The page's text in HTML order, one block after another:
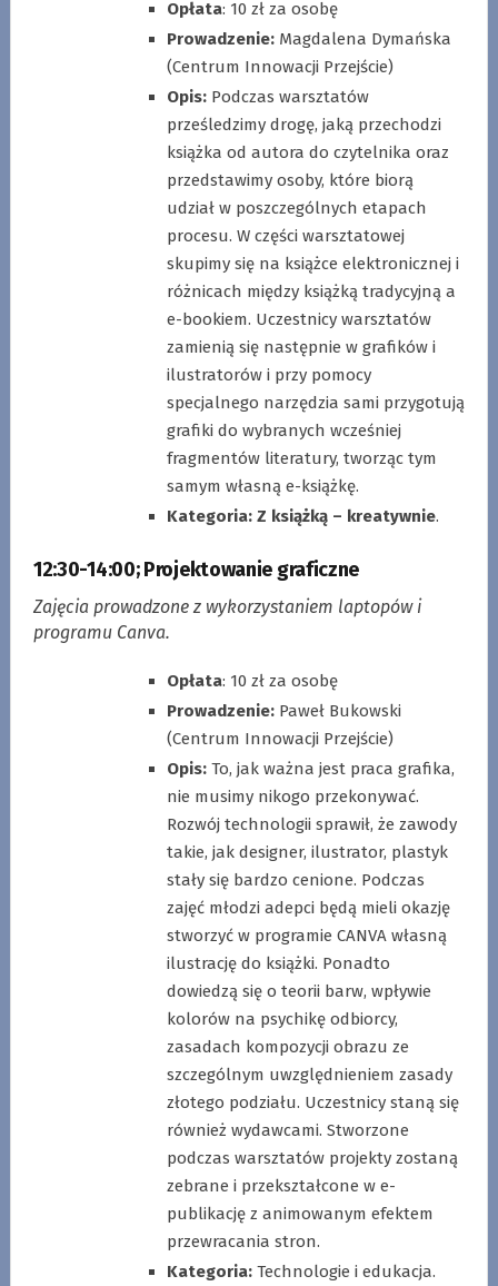
Opłata: 10 zł za osobę
Prowadzenie:Magdalena Dymańska
(Centrum Innowacji Przejście)
Opis:Podczas warsztatów
prześledzimy drogę, jaką przechodzi
książka od autora do czytelnika oraz
przedstawimy osoby, które biorą
udział w poszczególnych etapach
procesu. W części warsztatowej
skupimy się na książce elektronicznej i
różnicach między książką tradycyjną a
e-bookiem. Uczestnicy warsztatów
zamienią się następnie w grafików i
ilustratorów i przy pomocy
specjalnego narzędzia sami przygotują
grafiki do wybranych wcześniej
fragmentów literatury, tworząc tym
samym własną e-książkę.
Kategoria: Z książką – kreatywnie.
12:30-14:00;Projektowanie graficzne
Zajęcia prowadzone z wykorzystaniem laptopów i
programu Canva.
Opłata: 10 zł za osobę
Prowadzenie:Paweł Bukowski
(Centrum Innowacji Przejście)
Opis:To, jak ważna jest praca grafika,
nie musimy nikogo przekonywać.
Rozwój technologii sprawił, że zawody
takie, jak designer, ilustrator, plastyk
stały się bardzo cenione. Podczas
zajęć młodzi adepci będą mieli okazję
stworzyć w programie CANVA własną
ilustrację do książki. Ponadto
dowiedzą się o teorii barw, wpływie
kolorów na psychikę odbiorcy,
zasadach kompozycji obrazu ze
szczególnym uwzględnieniem zasady
złotego podziału. Uczestnicy staną się
również wydawcami. Stworzone
podczas warsztatów projekty zostaną
zebrane i przekształcone w e-
publikację z animowanym efektem
przewracania stron.
Kategoria:Technologie i edukacja.